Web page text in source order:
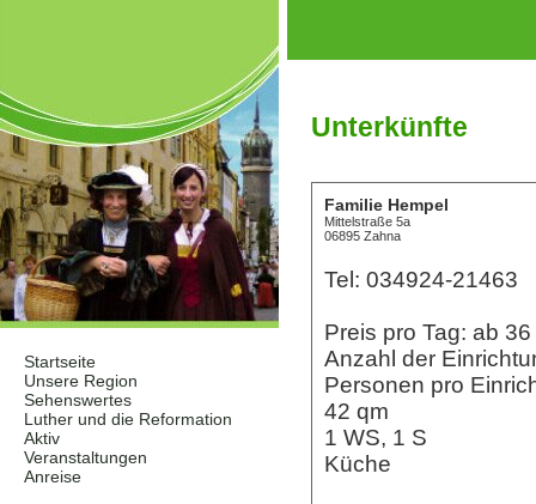
Startseite
Unsere Region
Sehenswertes
Luther und die Reformation
Aktiv
Veranstaltungen
Anreise
Unterkünfte
Familie Hempel
Mittelstraße 5a
06895 Zahna
Tel: 034924-21463
Preis pro Tag: ab
Anzahl der
Personen pro
42 qm
1 WS, 1 S
Küche